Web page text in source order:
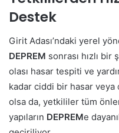
Destek
Girit Adası’ndaki yerel
DEPREM sonrası hızlı
olası hasar tespiti ve
kadar ciddi bir hasar veya
olsa da, yetkililer tüm
yapıların DEPREMe